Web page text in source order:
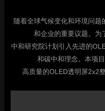
随着全球气候变化和环境问
和企业的重要议题。为
中和研究院计划引入先进的
和碳中和理念。本项
高质量的OLED透明屏2x2